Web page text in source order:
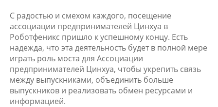
С радостью и смехом каждого, посещение
ассоциации предпринимателей Цинхуа в
Роботфеникс пришло к успешному концу. Есть
надежда, что эта деятельность будет в полной мере
играть роль моста для Ассоциации
предпринимателей Цинхуа, чтобы укрепить связь
между выпускниками, объединить больше
выпускников и реализовать обмен ресурсами и
информацией.